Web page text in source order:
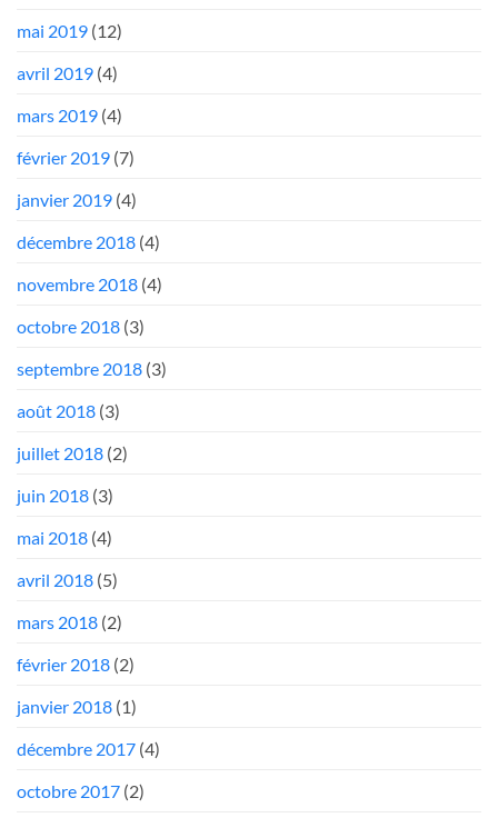
mai 2019 (12)
avril 2019 (4)
mars 2019 (4)
février 2019 (7)
janvier 2019 (4)
décembre 2018 (4)
novembre 2018 (4)
octobre 2018 (3)
septembre 2018 (3)
août 2018 (3)
juillet 2018 (2)
juin 2018 (3)
mai 2018 (4)
avril 2018 (5)
mars 2018 (2)
février 2018 (2)
janvier 2018 (1)
décembre 2017 (4)
octobre 2017 (2)